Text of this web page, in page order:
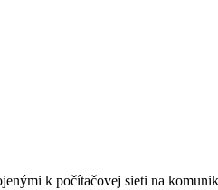
k počítačovej sieti na